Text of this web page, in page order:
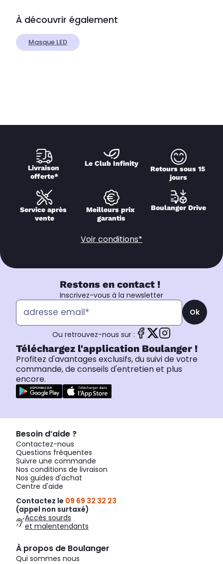
À découvrir également
Masque LED
Livraison
offerte*
Le Club Infinity
Retours sous 15
jours
Service après
vente
Meilleurs prix
garantis
Boulanger Drive
Voir conditions*
Restons en contact !
Inscrivez-vous à la newsletter
Ok
Ou retrouvez-nous sur :
Téléchargez l'application Boulanger !
Profitez d'avantages exclusifs, du suivi de votre
commande, de conseils d'entretien et plus
encore.
Besoin d’aide ?
Contactez-nous
Questions fréquentes
Suivre une commande
Nos conditions de livraison
Nos guides d'achat
Centre d'aide
Contactez le 09 69 32 32 23
(appel non surtaxé)
Accès sourds
et malentendants
À propos de Boulanger
Qui sommes nous